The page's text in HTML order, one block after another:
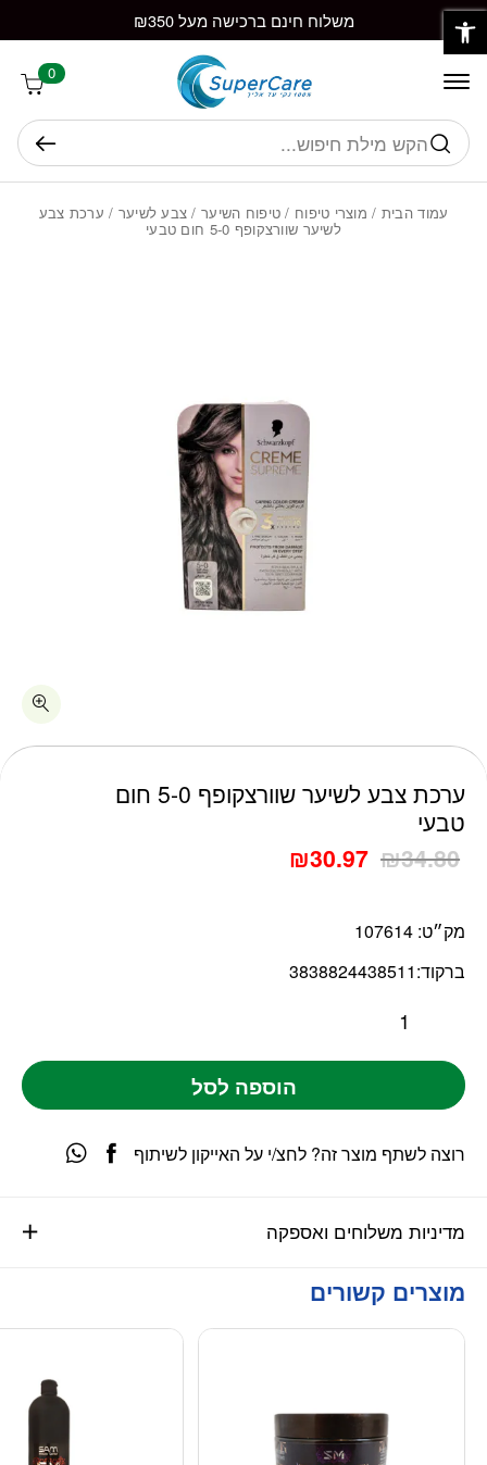
Skip to Content משלוח חינם ברכישה מעל ₪350
0
חיפוש
עמוד הבית / מוצרי טיפוח / טיפוח השיער/ צבע לשיער / ערכת צבע
לשיער שוורצקופף 5-0 חום טבעי
ערכת צבע לשיער שוורצקופף 5-0 חום
טבעי
₪34.80
₪30.97
מק״ט: 107614
ברקוד:3838824438511
כמות ערכת צבע לשיער שוורצקופף 5-0 חום טבעי
הוספה לסל
מדיניות משלוחים ואספקה
רוצה לשתף מוצר זה? לחצ/י על האייקון לשיתוף
מוצרים קשורים
בחזרה למעלה
פתח סרגל נגישות